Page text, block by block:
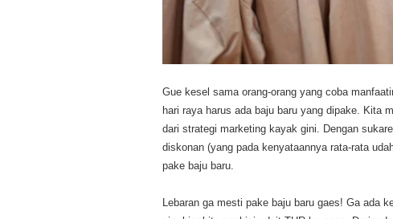
Gue kesel sama orang-orang yang coba
hari raya harus ada baju baru yang dipake. Kita
dari strategi marketing kayak gini. Dengan
diskonan (yang pada kenyataannya rata-rata
pake baju baru.
Lebaran ga mesti pake baju baru gaes! Ga ada